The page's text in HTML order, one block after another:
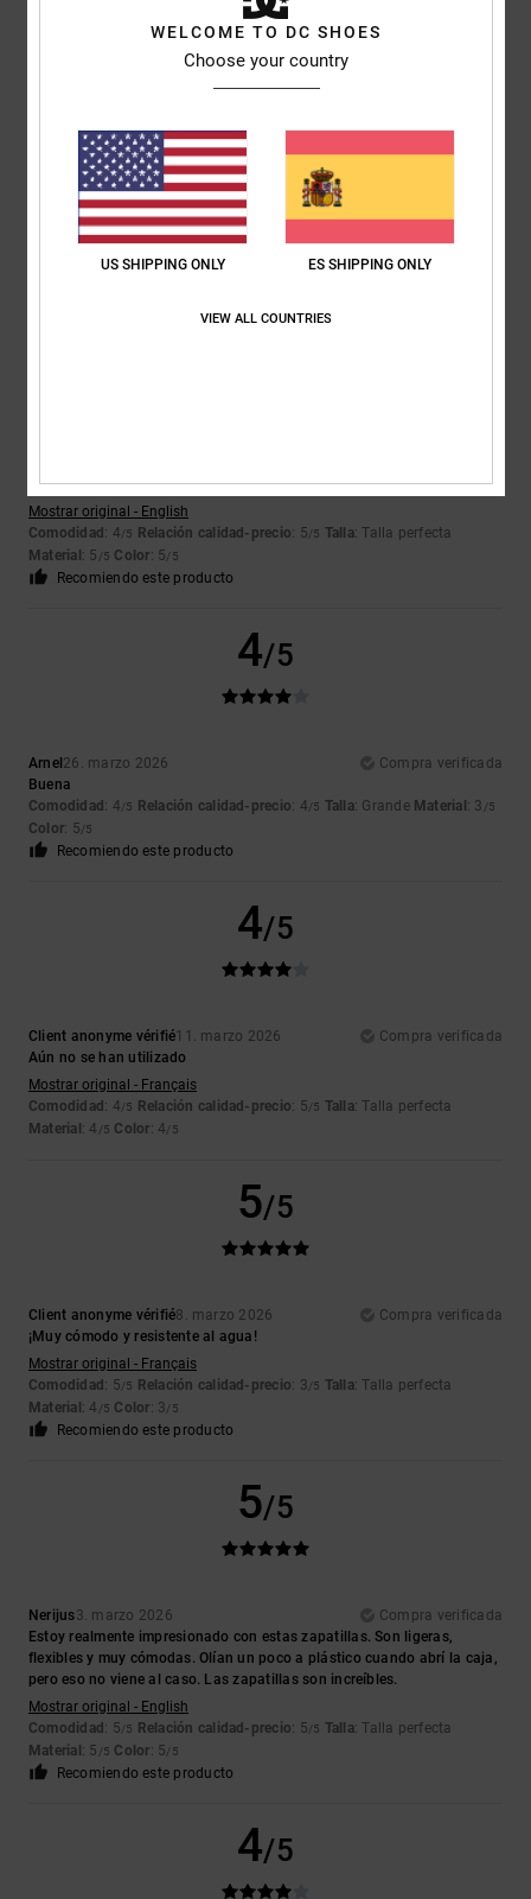
5/5
Donovan6. abril 2026
Buena resistencia al agua, tal y como se indica; buena forma y
plantilla. Se ajusta bien al pie.
Mostrar original - Dutch
Comodidad: 5/5 Relación calidad-precio
/5 Color: 5/5
Es una bota excelente
Mostrar original - English
Comodidad : 4/5 Relación calidad-precio: 5/5 Talla: Talla perfecta
Material : 5 /5 Color: 5/5
Recomiendo este producto
4/5
Arnel 26. marzo 2026
Compra verificada
Buena
Comodidad : 4/5 Relación calidad-precio: 4/5 Talla: Grande Material : 3 /5
Color: 5/5
Recomiendo este producto
4/5
Client anonyme vérifié11. marzo 2026
Compra verificada
Aún no se han utilizado
Mostrar original - Français
Comodidad : 4/5 Relación calidad-precio: 5/5 Talla: Talla perfecta
Material : 4 /5 Color: 4/5
5/5
Client anonyme vérifié8. marzo 2026
Compra verificada
¡Muy cómodo y resistente al agua!
Mostrar original - Français
Comodidad : 5/5 Relación calidad-precio: 3/5 Talla: Talla perfecta
Material : 4 /5 Color: 3/5
Recomiendo este producto
5/5
Nerijus3. marzo 2026
Compra verificada
Estoy realmente impresionado con estas zapatillas. Son ligeras,
flexibles y muy cómodas. Olían un poco a plástico cuando abrí la caja,
pero eso no viene al caso. Las zapatillas son increíbles.
Mostrar original - English
Comodidad : 5/5 Relación calidad-precio: 5/5 Talla: Talla perfecta
Material : 5 /5 Color: 5/5
Recomiendo este producto
4/5
WELCOME TO DC SHOES
Choose your country
US SHIPPING ONLY ES SHIPPING ONLY
VIEW ALL COUNTRIES